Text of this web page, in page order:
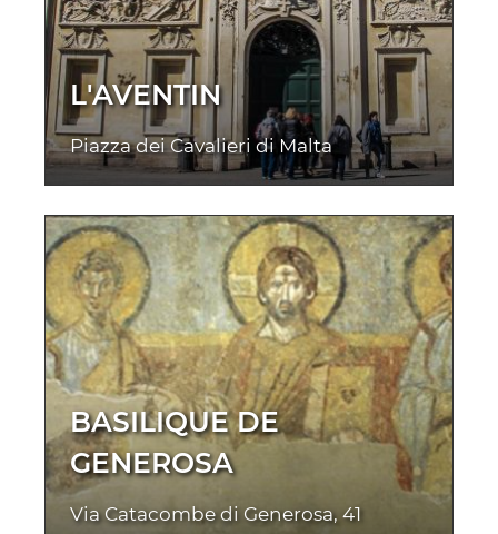
L'AVENTIN
Piazza dei Cavalieri di Malta
BASILIQUE DE
GENEROSA
Via Catacombe di Generosa, 41